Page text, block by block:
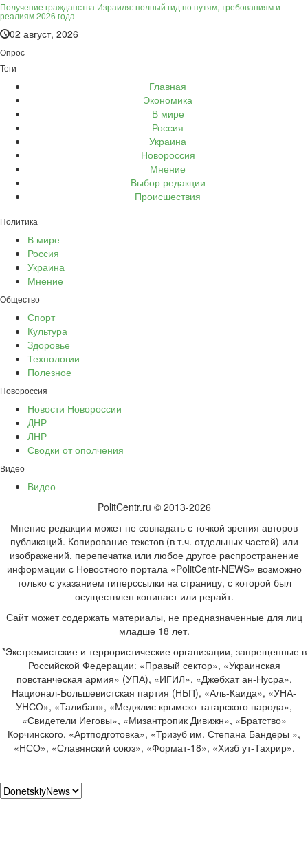
Получение гражданства Израиля: полный гид по путям, требованиям и
реалиям 2026 года
02 август, 2026
Опрос
Теги
Главная
Экономика
В мире
Россия
Украина
Новороссия
Мнение
Выбор редакции
Происшествия
Политика
В мире
Россия
Украина
Мнение
Общество
Спорт
Культура
Здоровье
Технологии
Полезное
Новороссия
Новости Новороссии
ДНР
ЛНР
Сводки от ополчения
Видео
Видео
PolitCentr.ru © 2013-2026
Мнение редакции может не совпадать с точкой зрения авторов
публикаций. Копирование текстов (в т.ч. отдельных частей) или
изображений, перепечатка или любое другое распространение
информации с Новостного портала «PolitCentr-NEWS» возможно
только с указанием гиперссылки на страницу, с которой был
осуществлен копипаст или рерайт.
Сайт может содержать материалы, не предназначенные для лиц
младше 18 лет.
*Экстремистские и террористические организации, запрещенные в
Российской Федерации: «Правый сектор», «Украинская
повстанческая армия» (УПА), «ИГИЛ», «Джебхат ан-Нусра»,
Национал-Большевистская партия (НБП), «Аль-Каида», «УНА-
УНСО», «Талибан», «Меджлис крымско-татарского народа»,
«Свидетели Иеговы», «Мизантропик Дивижн», «Братство»
Корчинского, «Артподготовка», «Тризуб им. Степана Бандеры »,
«НСО», «Славянский союз», «Формат-18», «Хизб ут-Тахрир».